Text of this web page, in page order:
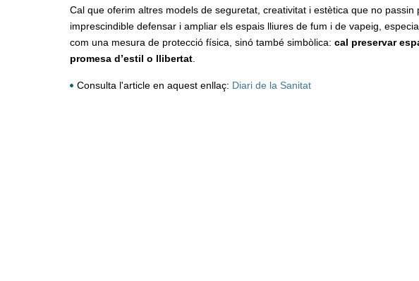
Cal que oferim altres models de seguretat, creativitat i estètica que no
imprescindible defensar i ampliar els espais lliures de fum i de vapeig,
com una mesura de protecció física, sinó també simbòlica: cal preservar
promesa d’estil o llibertat
Consulta l'article en aquest enllaç: Diari de la Sanitat